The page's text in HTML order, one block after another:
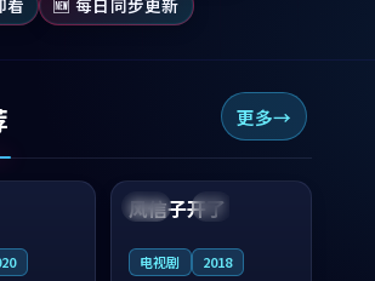
看
🆕 每日同步更新
更多
99:07
法国 4K
99:21
风信子开了
电视剧 2018